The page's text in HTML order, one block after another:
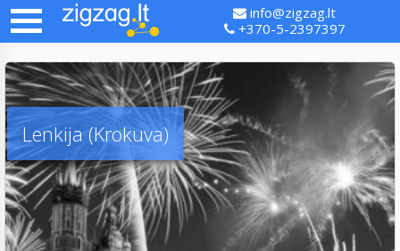
info@zigzag.lt
+370-5-2397397
Lenkija (Krokuva)